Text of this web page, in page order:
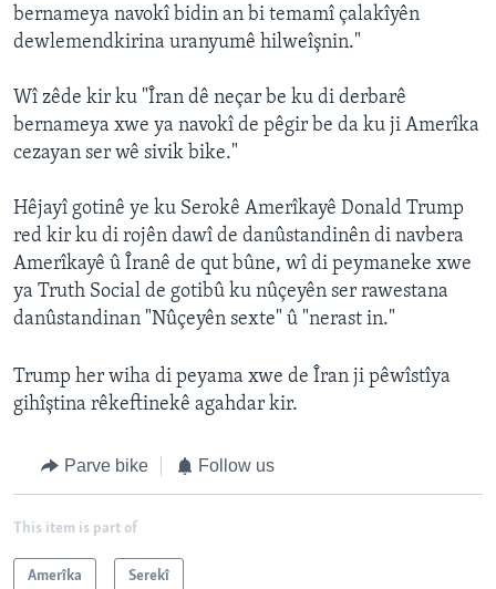
bernameya navokî bidin an bi temamî çalakîyên
dewlemendkirina uranyumê hilweîşnin."
Wî zêde kir ku "Îran dê neçar be ku di derbarê
bernameya xwe ya navokî de pêgir be da ku ji Amerîka
cezayan ser wê sivik bike."
Hêjayî gotinê ye ku Serokê Amerîkayê Donald Trump
red kir ku di rojên dawî de danûstandinên di navbera
Amerîkayê û Îranê de qut bûne, wî di peymaneke xwe
ya Truth Social de gotibû ku nûçeyên ser rawestana
danûstandinan "Nûçeyên sexte" û "nerast in."
Trump her wiha di peyama xwe de Îran ji pêwîstîya
gihîştina rêkeftinekê agahdar kir.
Parve bike Follow us
This item is part of
Amerîka Serekî